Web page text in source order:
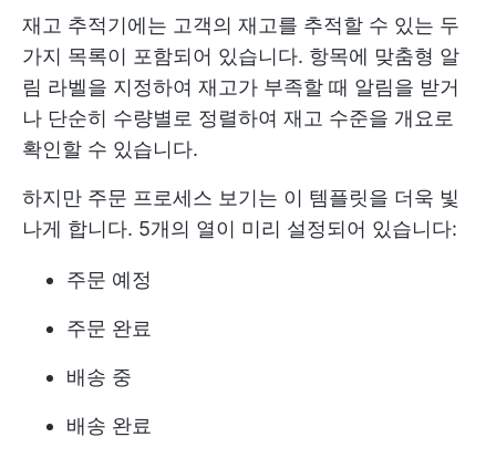
재고 추적기에는 고객의 재고를 추적할 수 있는 두
가지 목록이 포함되어 있습니다. 항목에 맞춤형 알
림 라벨을 지정하여 재고가 부족할 때 알림을 받거
나 단순히 수량별로 정렬하여 재고 수준을 개요로
확인할 수 있습니다.
하지만 주문 프로세스 보기는 이 템플릿을 더욱 빛
나게 합니다. 5개의 열이 미리 설정되어 있습니다:
주문 예정
주문 완료
배송 중
배송 완료